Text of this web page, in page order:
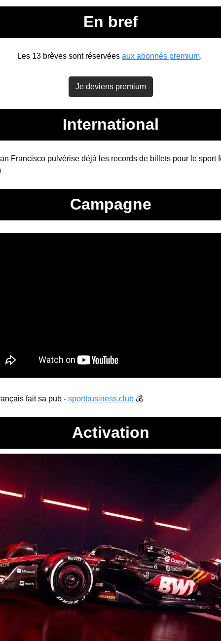
En bref
Les 13 brèves sont réservées aux abonnés premium.
Je deviens premium
International
Campagne
fait sa pub - sportbusiness.club 💰
Activation